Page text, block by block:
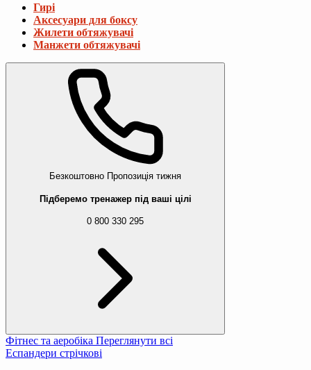
Гирі
Аксесуари для боксу
Жилети обтяжувачі
Манжети обтяжувачі
Безкоштовно Пропозиція тижня
Підберемо тренажер під ваші цілі
0 800 330 295
Фітнес та аеробіка Переглянути всі
Еспандери стрічкові